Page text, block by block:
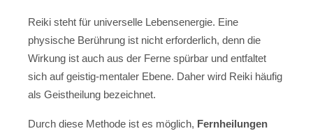
Reiki steht für universelle Lebensenergie. Eine
physische Berührung ist nicht erforderlich, denn die
Wirkung ist auch aus der Ferne spürbar und entfaltet
sich auf geistig-mentaler Ebene. Daher wird Reiki häufig
als Geistheilung bezeichnet.
Durch diese Methode ist es möglich, Fernheilungen